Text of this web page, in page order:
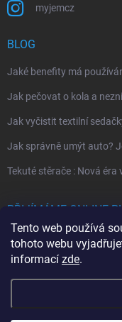
Tento web používá
tohoto webu
informací zde.
myjemcz
BLOG
Jaké benefity má
Jak pečovat o kola a
Jak vyčistit textilní
Jak správně umýt auto?
Tekuté stěrače : Nová éra
PŘIJÍMÁME ONLINE
Copyright 2026